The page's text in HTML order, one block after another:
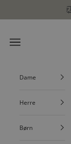
Menu
Dame
Herre
Børn